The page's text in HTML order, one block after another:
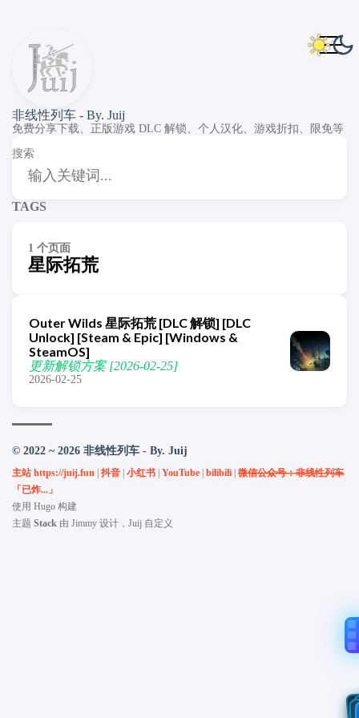
非线性列车 - By. Juij
免费分享下载、正版游戏 DLC 解锁、个人汉化、游戏折扣、限免等
搜索
TAGS
1 个页面
星际拓荒
Outer Wilds 星际拓荒 [DLC 解锁] [DLC
Unlock] [Steam & Epic] [Windows &
SteamOS]
更新解锁方案 [2026-02-25]
2026-02-25
© 2022 ~ 2026 非线性列车 - By. Juij
主站 https://juij.fun 抖音 小红书 YouTube bilibili 微信公众号：非线性列车
「已炸...」
使用 Hugo 构建
主题 Stack 由 Jimmy 设计，Juij 自定义